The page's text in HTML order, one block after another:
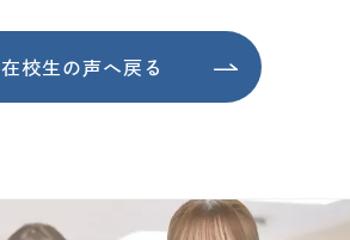
在校生の声へ戻る